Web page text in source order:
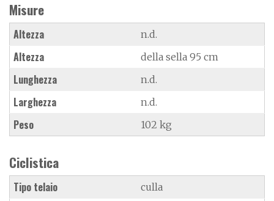
Misure
Altezza n.d.
Altezza della sella 95 cm
Lunghezza n.d.
Larghezza n.d.
Peso 102 kg
Ciclistica
Tipo telaio culla